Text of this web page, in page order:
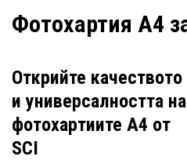
Фотохартия A4
Открийте качеството
и универсалността на
фотохартиите A4 от
SCI